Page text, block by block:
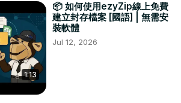
1:13
📦 如何使用ezyZip線上免費
建立封存檔案 [國語] | 無需安
裝軟體
Jul 12, 2026